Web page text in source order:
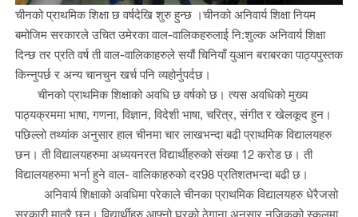
चीनको प्राथमिक शिक्षा छ वर्षदेखि शुरु हुन्छ ।चीनको अनिवार्य शिक्षा नियम
बमोजिम सरकारले उचित उमेरका वाल-वालिकहरुलाई नि:शुल्क अनिवार्य शिक्षा
दिन्छ तर प्रति वर्ष ती वाल-वालिकाहरुले सयौं चिनियाँ युआन बराबरकापाठ्यपुस्तक
किन्नुपर्छ र अन्यचानचुन खर्च पनि व्यहोर्नुपर्दछ।
चीनको प्राथमिक शिक्षाको अवधि छ वर्षको छ। त्यस अवधिको मुख्य
पाठ्यक्रममा भाषा, गणना, विज्ञान, विदेशी भाषा, चरित्र, संगीत र खेलकूद हुन।
पछिल्लो तथ्यांक अनुसार हाल चीनमा चार लाखभन्दा बढी प्राथमिक विद्यालयहरु
छन। ती विद्यालयहरुमा अध्ययनरत विद्यार्थीहरुको संख्या 12 करोड छ। ती
विद्यालयहरुमा भर्ना हुने वाल- वालिकाहरुको दर98प्रतिशतभन्दा बढी छ।
अनिवार्य शिक्षाको अवधिमा परेकाले चीनका प्राथमिक विद्यालयहरु धेरैजसो
सरकारी मात्रै छन। विद्यार्थीहरु आफ्नो घरको ठेगाना अनुसार नजिकको स्कूलमा